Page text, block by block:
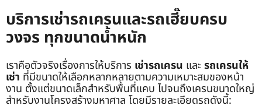
บริการเช่ารถเครนและรถเฮี๊ยบครบ
วงจร ทุกขนาดน้ำหนัก
เราคือตัวจริงเรื่องการให้บริการ เช่ารถเครน และรถเครนให้
เช่า ที่มีขนาดให้เลือกหลากหลายตามความเหมาะสมของหน้า
งาน ตั้งแต่ขนาดเล็กสำหรับพื้นที่แคบ ไปจนถึงเครนขนาดใหญ่
สำหรับงานโครงสร้างมหาศาล โดยมีรายละเอียดรถดังนี้: